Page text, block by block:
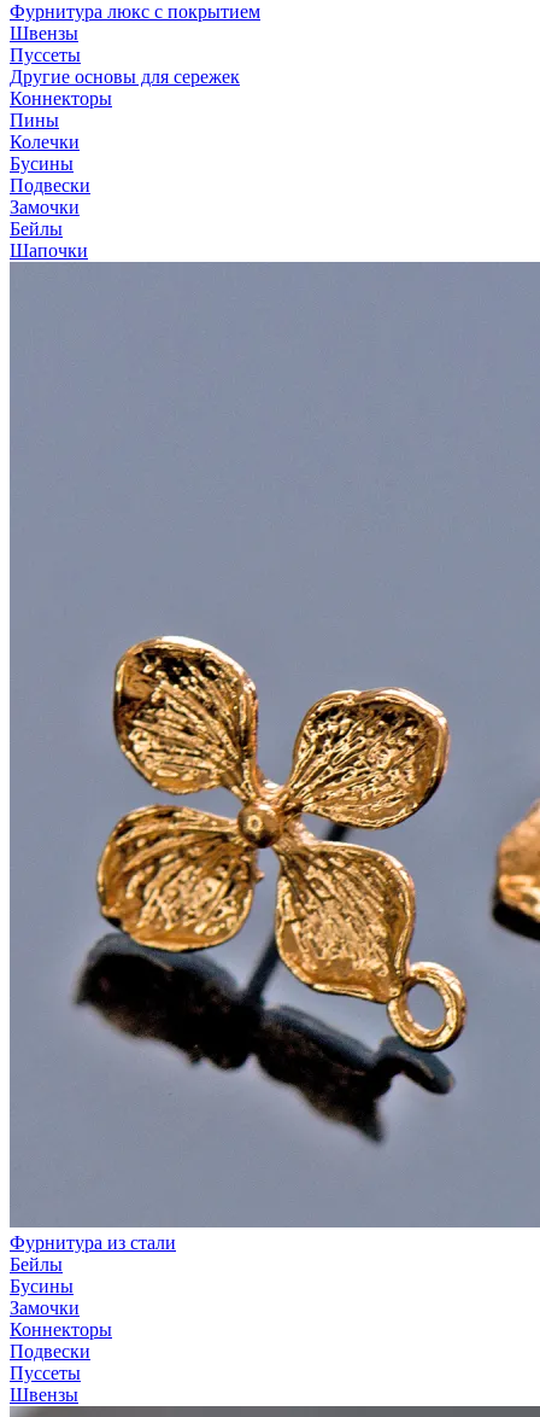
Фурнитура люкс с покрытием
Швензы
Пуссеты
Другие основы для сережек
Коннекторы
Пины
Колечки
Бусины
Подвески
Замочки
Бейлы
Шапочки
Фурнитура из стали
Бейлы
Бусины
Замочки
Коннекторы
Подвески
Пуссеты
Швензы